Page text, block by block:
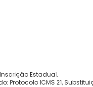
Estadual.
ICMS 21,